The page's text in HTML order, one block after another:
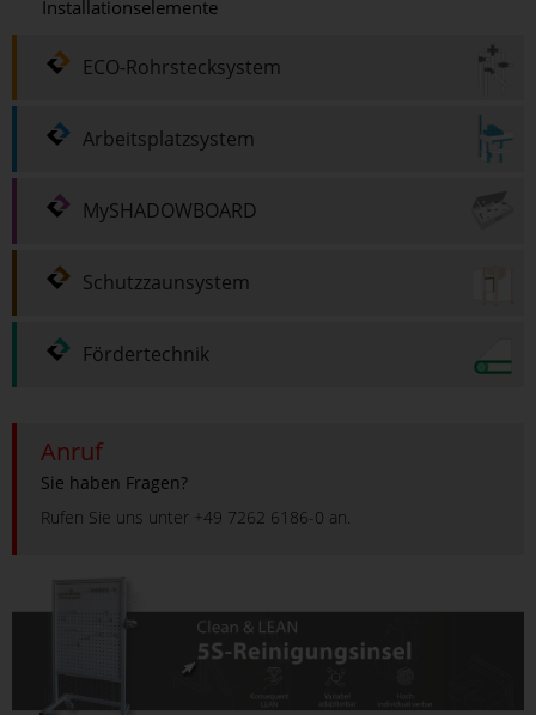
Installationselemente
ECO-Rohrstecksystem
Arbeitsplatzsystem
MySHADOWBOARD
Schutzzaunsystem
Fördertechnik
Anruf
Sie haben Fragen?
Rufen Sie uns unter +49 7262 6186-0 an.